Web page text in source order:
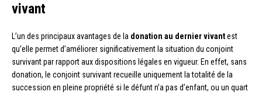
vivant
L’un des principaux avantages de la donation au dernier vivantest
qu’elle permet d’améliorer significativement la situation du conjoint
survivant par rapport aux dispositions légales en vigueur. En effet, sans
donation, le conjoint survivant recueille uniquement la totalité de la
succession en pleine propriété si le défunt n’a pas d’enfant, ou un quart